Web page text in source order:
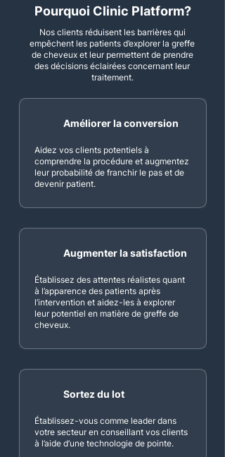
Pourquoi Clinic Platform?
Nos clients réduisent les barrières qui
empêchent les patients d’explorer la greffe
de cheveux et leur permettent de prendre
des décisions éclairées concernant leur
traitement.
Améliorer la conversion
Aidez vos clients potentiels à
comprendre la procédure et augmentez
leur probabilité de franchir le pas et de
devenir patient.
Augmenter la satisfaction
Établissez des attentes réalistes quant
à l’apparence des patients après
l’intervention et aidez-les à explorer
leur potentiel en matière de greffe de
cheveux.
Sortez du lot
Établissez-vous comme leader dans
votre secteur en conseillant vos clients
à l’aide d’une technologie de pointe.